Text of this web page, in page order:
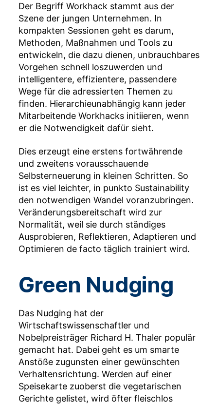
Der Begriff Workhack stammt aus der
Szene der jungen Unternehmen. In
kompakten Sessionen geht es darum,
Methoden, Maßnahmen und Tools zu
entwickeln, die dazu dienen, unbrauchbares
Vorgehen schnell loszuwerden und
intelligentere, effizientere, passendere
Wege für die adressierten Themen zu
finden. Hierarchieunabhängig kann jeder
Mitarbeitende Workhacks initiieren, wenn
er die Notwendigkeit dafür sieht.
Dies erzeugt eine erstens fortwährende
und zweitens vorausschauende
Selbsterneuerung in kleinen Schritten. So
ist es viel leichter, in punkto Sustainability
den notwendigen Wandel voranzubringen.
Veränderungsbereitschaft wird zur
Normalität, weil sie durch ständiges
Ausprobieren, Reflektieren, Adaptieren und
Optimieren de facto täglich trainiert wird.
Green Nudging
Das Nudging hat der
Wirtschaftswissenschaftler und
Nobelpreisträger Richard H. Thaler populär
gemacht hat. Dabei geht es um smarte
Anstöße zugunsten einer gewünschten
Verhaltensrichtung. Werden auf einer
Speisekarte zuoberst die vegetarischen
Gerichte gelistet, wird öfter fleischlos